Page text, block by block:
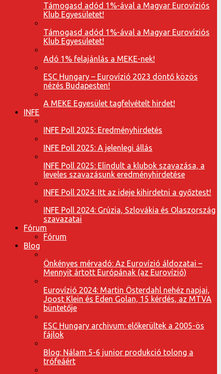
Támogasd adód 1%-ával a Magyar Eurovíziós
Klub Egyesületet!
Támogasd adód 1%-ával a Magyar Eurovíziós
Klub Egyesületet!
Adó 1% felajánlás a MEKE-nek!
ESC Hungary – Eurovízió 2023 döntő közös
nézés Budapesten!
A MEKE Egyesület tagfelvételt hirdet!
INFE
INFE Poll 2025: Eredményhirdetés
INFE Poll 2025: A jelenlegi állás
INFE Poll 2025: Elindult a klubok szavazása, a
leveles szavazásunk eredményhirdetése
INFE Poll 2024: Itt az ideje kihirdetni a győztest!
INFE Poll 2024: Grúzia, Szlovákia és Olaszország
szavazatai
Fórum
Fórum
Blog
Önkényes mérvadó: Az Eurovízió áldozatai –
Mennyit ártott Európának (az Eurovízió)
Eurovízió 2024: Martin Österdahl nehéz napjai,
Joost Klein és Eden Golan, 15 kérdés, az MTVA
büntetője
ESC Hungary archivum: előkerültek a 2005-ös
fájlok
Blog: Nálam 5-6 junior produkció tolong a
trófeáért